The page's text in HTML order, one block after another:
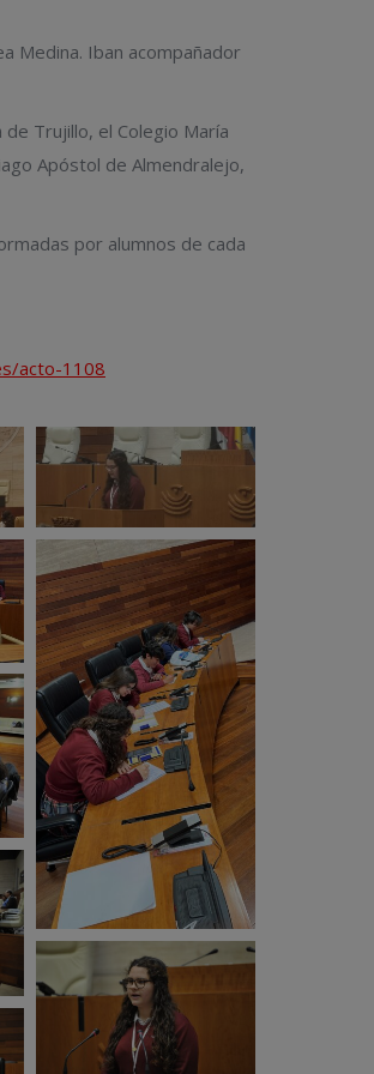
Medina. Iban acompañador
Trujillo, el Colegio María
Apóstol de Almendralejo,
por alumnos de cada
acto-1108